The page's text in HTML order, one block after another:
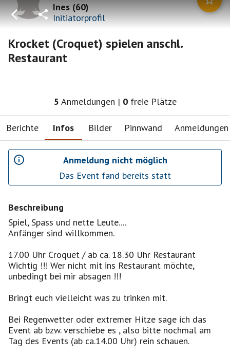
Ines(60)
Initiatorprofil
Krocket (Croquet) spielen anschl.
Restaurant
5 Anmeldungen | 0 freie Plätze
Berichte Infos Bilder Pinnwand Anmeldungen
Anmeldung nicht möglich
Das Event fand bereits statt
Beschreibung
Spiel, Spass und nette Leute....
Anfänger sind willkommen.
17.00 Uhr Croquet / ab ca. 18.30 Uhr Restaurant
Wichtig !!! Wer nicht mit ins Restaurant möchte,
unbedingt bei mir absagen !!!
Bringt euch vielleicht was zu trinken mit.
Bei Regenwetter oder extremer Hitze sage ich das
Event ab bzw. verschiebe es , also bitte nochmal am
Tag des Events (ab ca.14.00 Uhr) rein schauen.